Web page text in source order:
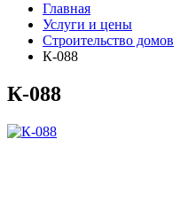
Главная
Услуги и цены
Строительство домов
К-088
К-088